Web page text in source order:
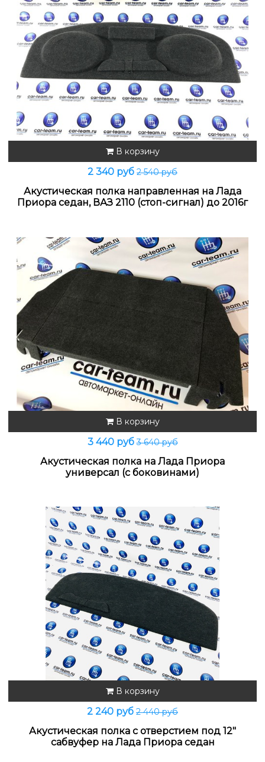
В корзину
2 340 руб 2 540 руб
Акустическая полка направленная на Лада
Приора седан, ВАЗ 2110 (стоп-сигнал) до 2016г
В корзину
3 440 руб3 640 руб
Акустическая полка на Лада Приора
универсал (с боковинами)
В корзину
2 240 руб 2 440 руб
Акустическая полка с отверстием под 12"
сабвуфер на Лада Приора седан